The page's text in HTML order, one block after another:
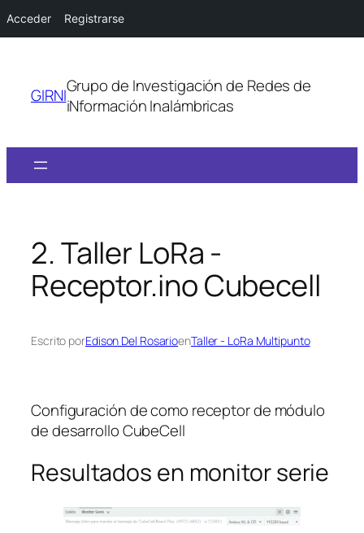
Acceder Registrarse
contenido
GIRNIGrupo de Investigación de Redes de
iNformación Inalámbricas
2. Taller LoRa -
Receptor.ino Cubecell
Escrito porEdison Del RosarioenTaller - LoRa Multipunto
Configuración de como receptor de módulo
de desarrollo CubeCell
Resultados en monitor serie